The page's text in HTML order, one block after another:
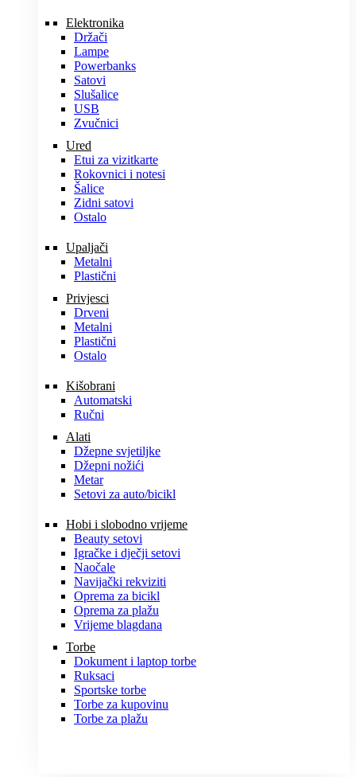
Elektronika
Držači
Lampe
Powerbanks
Satovi
Slušalice
USB
Zvučnici
Ured
Etui za vizitkarte
Rokovnici i notesi
Šalice
Zidni satovi
Ostalo
Upaljači
Metalni
Plastični
Privjesci
Drveni
Metalni
Plastični
Ostalo
Kišobrani
Automatski
Ručni
Alati
Džepne svjetiljke
Džepni nožići
Metar
Setovi za auto/bicikl
Hobi i slobodno vrijeme
Beauty setovi
Igračke i dječji setovi
Naočale
Navijački rekviziti
Oprema za bicikl
Oprema za plažu
Vrijeme blagdana
Torbe
Dokument i laptop torbe
Ruksaci
Sportske torbe
Torbe za kupovinu
Torbe za plažu